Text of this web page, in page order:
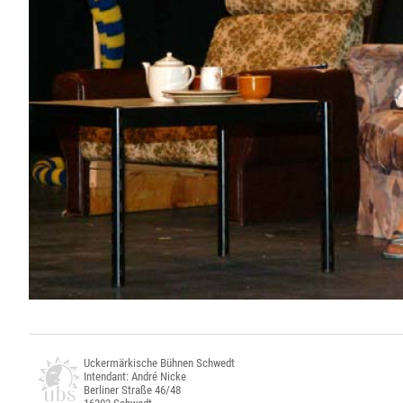
Uckermärkische Bühnen Schwedt
Intendant: André Nicke
Berliner Straße 46/48